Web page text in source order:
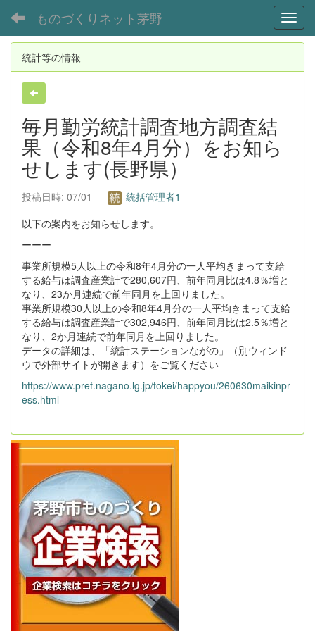
ものづくりネット茅野
統計等の情報
毎月勤労統計調査地方調査結
果（令和8年4月分）をお知ら
せします(長野県）
投稿日時: 07/01
統括管理者1
以下の案内をお知らせします。
ーーー
事業所規模5人以上の令和8年4月分の一人平均きまって支給
する給与は調査産業計で280,607円、前年同月比は4.8％増と
なり、23か月連続で前年同月を上回りました。
事業所規模30人以上の令和8年4月分の一人平均きまって支給
する給与は調査産業計で302,946円、前年同月比は2.5％増と
なり、2か月連続で前年同月を上回りました。
データの詳細は、「統計ステーションながの」（別ウィンド
ウで外部サイトが開きます）をご覧ください
https://www.pref.nagano.lg.jp/tokei/happyou/260630maikinpr
ess.html